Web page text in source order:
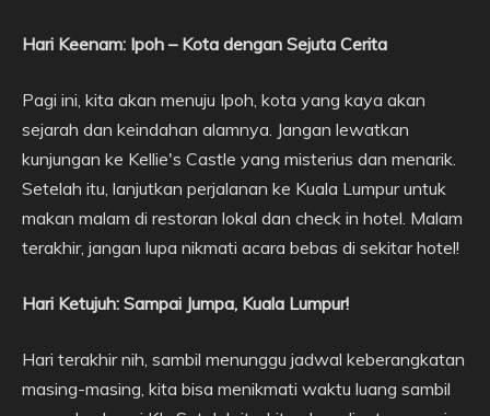
Hari Keenam: Ipoh – Kota dengan Sejuta Cerita
Pagi ini, kita akan menuju Ipoh, kota yang kaya akan
sejarah dan keindahan alamnya. Jangan lewatkan
kunjungan ke Kellie's Castle yang misterius dan menarik.
Setelah itu, lanjutkan perjalanan ke Kuala Lumpur untuk
makan malam di restoran lokal dan check in hotel. Malam
terakhir, jangan lupa nikmati acara bebas di sekitar hotel!
Hari Ketujuh: Sampai Jumpa, Kuala Lumpur!
Hari terakhir nih, sambil menunggu jadwal keberangkatan
masing-masing, kita bisa menikmati waktu luang sambil